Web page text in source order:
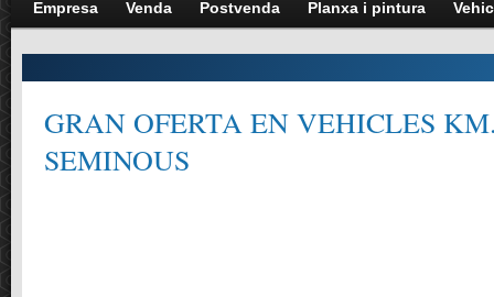
Empresa Venda Postvenda Planxa i pintura
GRAN OFERTA EN VEHICLES
SEMINOUS